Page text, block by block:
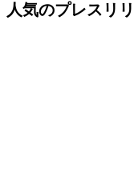
人気のプレスリ